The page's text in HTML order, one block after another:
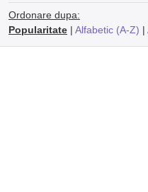
Ordonare dupa:
Popularitate| Alfabetic (A-Z) |